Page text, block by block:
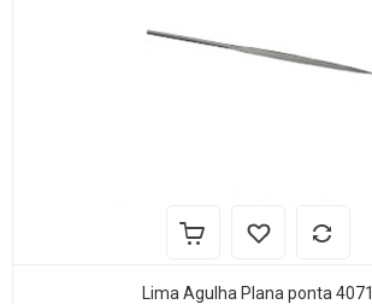
Lima Agulha Plana ponta 4071